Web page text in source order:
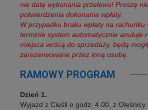
nie datę wykonania przelewu! Proszę
potwierdzenia dokonania wpłaty.
W przypadku braku wpłaty na rachunku
terminie system automatycznie anuluje
miejsca wrócą do sprzedaży, będą
zarezerwowane przez inną osobę.
RAMOWY PROGRAM
Dzień 1.
Wyjazd z Cieśli o godz. 4.00, z Oleśnicy